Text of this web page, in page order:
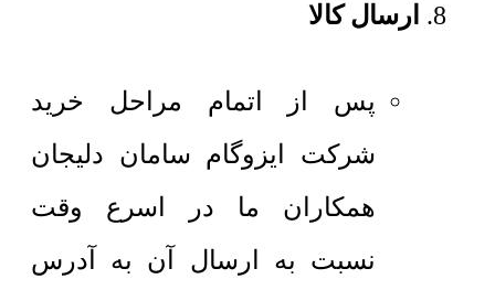
ارسال کالا
پس از اتمام مراحل خرید
شرکت ایزوگام سامان دلیجان
همکاران ما در اسرع وقت
نسبت به ارسال آن به آدرس